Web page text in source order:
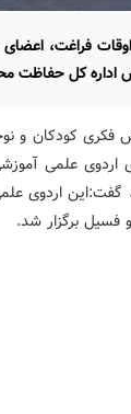
فراغت،
کل حفاظت
فکری کودکان و
اردوی علمی
گفت:این اردوی
فسیل برگزار شد.